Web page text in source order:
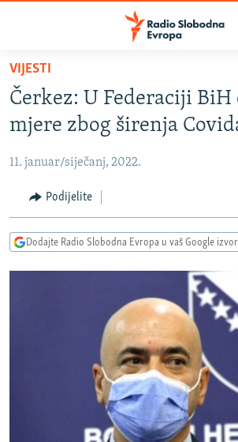
Pređite
na
glavni
sadržaj
Pređite
na
navigaciju
Pređite
na
VIJESTI
BOSNA I HERCEGOVINA
SRBIJA
KOSOVO
CRNA GORA
VIDEO
PODCASTI
KINA NA BALKANU
RSE PRIČE IZ SVIJETA
DNEVNO@RSE
SPECIJALI RSE
VIJESTI
Čerkez: U Federaciji BiH
mjere zbog širenja
11. januar/siječanj, 2022.
Podijelite
Dodajte Radio Slobodna Evropa u vaš Google izvor